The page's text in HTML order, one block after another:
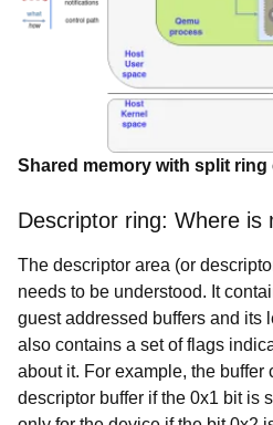
Shared memory with split ring
Descriptor ring: Where is
The descriptor area (or
needs to be understood. It
guest addressed buffers and its
also contains a set of flags
about it. For example, the buffer
descriptor buffer if the 0x1 bit is